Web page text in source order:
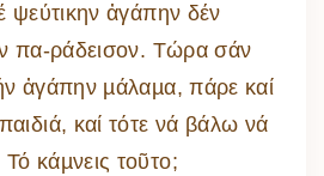
ψεύτικην ἀγάπην δέν
πα-ράδεισον. Τώρα σάν
ἀγάπην µάλαµα, πάρε καί
καί τότε νά βάλω νά
κάµνεις τοῦτο;